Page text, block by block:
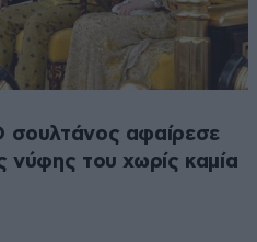
σουλτάνος αφαίρεσε
νύφης του χωρίς καμία